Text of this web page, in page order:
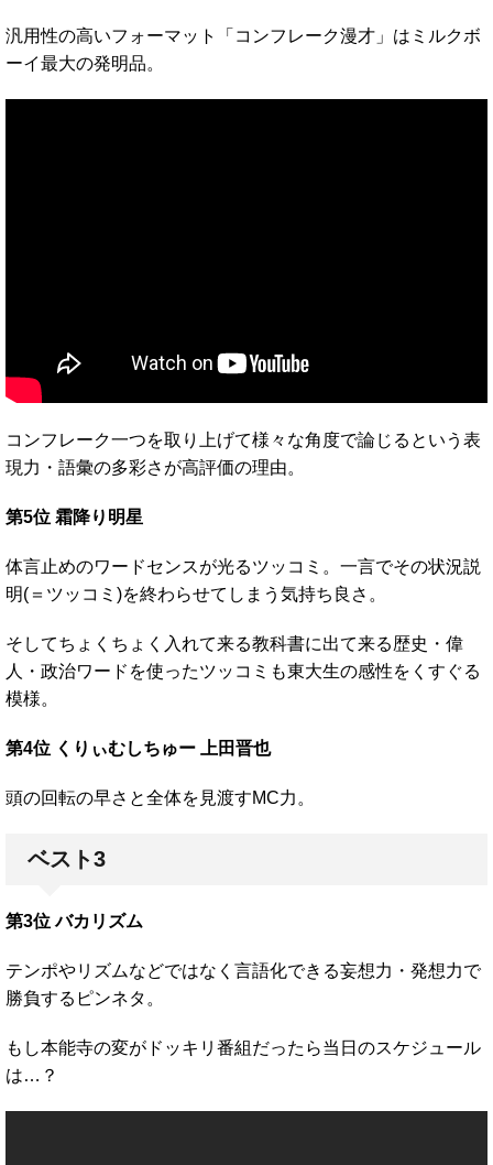
汎用性の高いフォーマット「コンフレーク漫才」はミルクボ
ーイ最大の発明品。
コンフレーク一つを取り上げて様々な角度で論じるという表
現力・語彙の多彩さが高評価の理由。
第5位 霜降り明星
体言止めのワードセンスが光るツッコミ。一言でその状況説
明(＝ツッコミ)を終わらせてしまう気持ち良さ。
そしてちょくちょく入れて来る教科書に出て来る歴史・偉
人・政治ワードを使ったツッコミも東大生の感性をくすぐる
模様。
第4位 くりぃむしちゅー 上田晋也
頭の回転の早さと全体を見渡すMC力。
ベスト3
第3位 バカリズム
テンポやリズムなどではなく言語化できる妄想力・発想力で
勝負するピンネタ。
もし本能寺の変がドッキリ番組だったら当日のスケジュール
は…？